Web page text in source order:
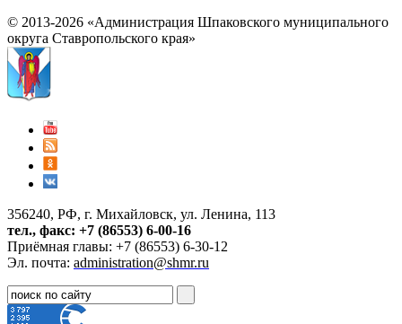
© 2013-2026 «Администрация Шпаковского муниципального
округа Ставропольского края»
356240, РФ, г. Михайловск, ул. Ленина, 113
тел., факс: +7 (86553) 6-00-16
Приёмная главы: +7 (86553) 6-30-12
Эл. почта: administration@shmr.ru